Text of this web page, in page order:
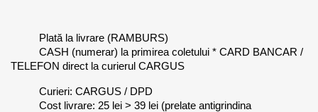
Plată la livrare (RAMBURS)
CASH (numerar) la primirea coletului * CARD BANCAR /
TELEFON direct la curierul CARGUS
Curieri: CARGUS / DPD
Cost livrare: 25 lei > 39 lei (prelate antigrindina